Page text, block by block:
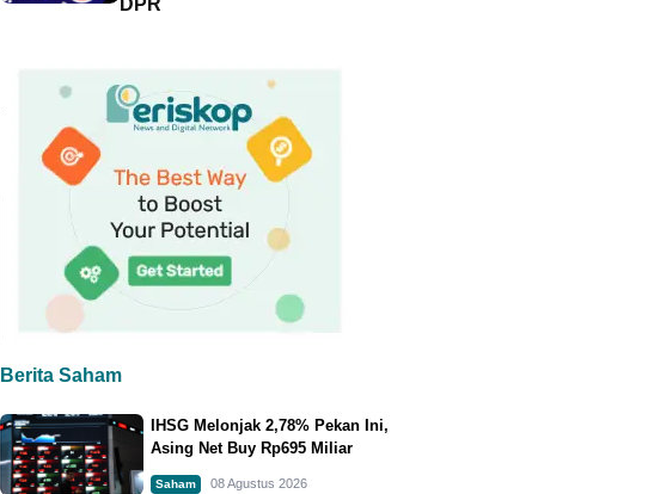
DPR
Berita Saham
IHSG Melonjak 2,78% Pekan Ini,
Asing Net Buy Rp695 Miliar
Saham 08 Agustus 2026